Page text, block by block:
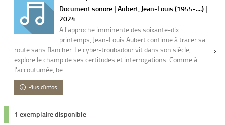
Document sonore | Aubert, Jean-Louis (1955-....) |
2024
A l'approche imminente des soixante-dix
printemps, Jean-Louis Aubert continue à tracer sa
route sans flancher. Le cyber-troubadour vit dans son siècle,
explore le champ de ses certitudes et interrogations. Comme à
l'accoutumée, be...
Plus d'infos
1 exemplaire disponible